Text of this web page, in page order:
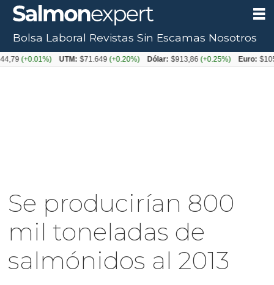
Se producirían 800
mil toneladas de
salmónidos al 2013
Bolsa Laboral Revistas Sin Escamas Nosotros
UTM: $71.649(+0.20%) Dólar: $913,86(+0.25%) Euro: $1053,08